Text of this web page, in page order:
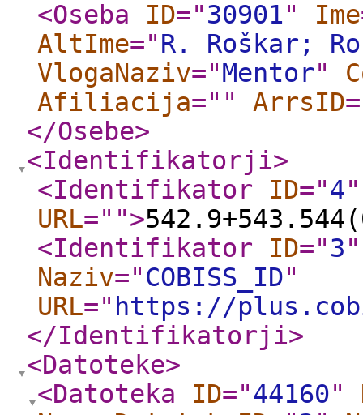
<Oseba
ID="30901" Ime
AltIme="R. Roškar;
VlogaNaziv="Mentor"
Afiliacija=" " ArrsID
</Osebe>
<Identifikatorji>
<Identifikator
ID="4"
URL=" ">
<Identifikator
ID="3"
Naziv="COBISS_ID"
URL=" https://
</Identifikatorji>
<Datoteke>
<Datoteka
ID="44160"